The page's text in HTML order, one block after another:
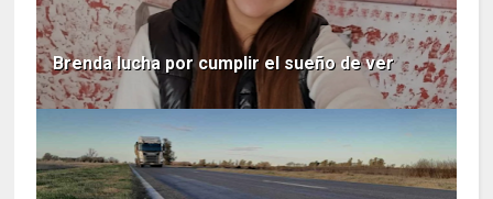
Brenda lucha por cumplir el sueño de ver